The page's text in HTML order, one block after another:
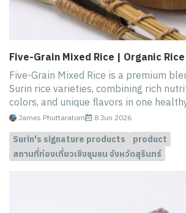
Five-Grain Mixed Rice | Organic
Five-Grain Mixed Rice is a premium
Surin rice varieties, combining rich
colors, and unique flavors in one
James Phuttaratorn 8 Jun 2026
Surin's signature products
product
สถานที่ท่องเที่ยวเชิงชุมชน จังหวัดสุรินทร์